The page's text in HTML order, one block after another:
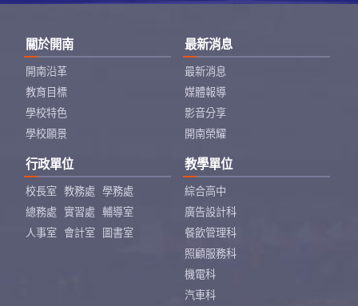
關於開南
開南沿革
教育目標
學校特色
學校願景
最新消息
最新消息
媒體報導
影音分享
開南榮耀
行政單位
校長室 教務處
學務處
總務處
實習處
輔導室
人事室
會計室 圖書室
教學單位
綜合高中
廣告設計科
餐飲管理科
照顧服務科
機電科
汽車科